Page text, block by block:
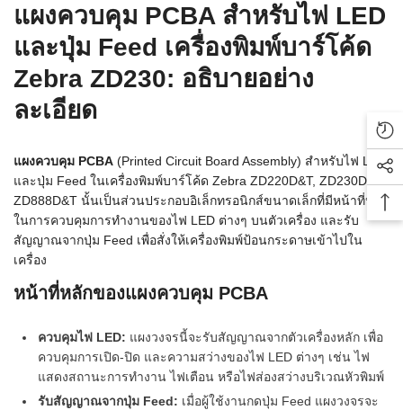
แผงควบคุม PCBA สำหรับไฟ LED
และปุ่ม Feed เครื่องพิมพ์บาร์โค้ด
Zebra ZD230: อธิบายอย่าง
ละเอียด
แผงควบคุม PCBA (Printed Circuit Board Assembly) สำหรับไฟ LED
และปุ่ม Feed ในเครื่องพิมพ์บาร์โค้ด Zebra ZD220D&T, ZD230D&T,
ZD888D&T นั้นเป็นส่วนประกอบอิเล็กทรอนิกส์ขนาดเล็กที่มีหน้าที่หลัก
ในการควบคุมการทำงานของไฟ LED ต่างๆ บนตัวเครื่อง และรับ
สัญญาณจากปุ่ม Feed เพื่อสั่งให้เครื่องพิมพ์ป้อนกระดาษเข้าไปใน
เครื่อง
หน้าที่หลักของแผงควบคุม PCBA
ควบคุมไฟ LED: แผงวงจรนี้จะรับสัญญาณจากตัวเครื่องหลัก เพื่อ
ควบคุมการเปิด-ปิด และความสว่างของไฟ LED ต่างๆ เช่น ไฟ
แสดงสถานะการทำงาน ไฟเตือน หรือไฟส่องสว่างบริเวณหัวพิมพ์
รับสัญญาณจากปุ่ม Feed: เมื่อผู้ใช้งานกดปุ่ม Feed แผงวงจรจะ